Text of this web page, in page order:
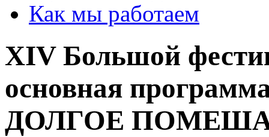
Как мы работаем
XIV ​Большой
основная
ДОЛГОЕ